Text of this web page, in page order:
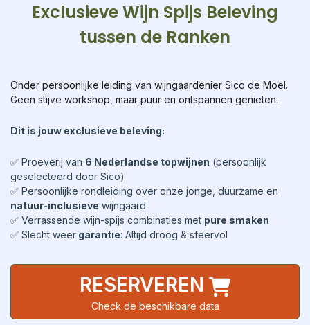
Exclusieve Wijn Spijs Beleving
tussen de Ranken
Onder persoonlijke leiding van wijngaardenier Sico de Moel.
Geen stijve workshop, maar puur en ontspannen genieten.
Dit is jouw exclusieve beleving:
✅ Proeverij van 6 Nederlandse topwijnen (persoonlijk
geselecteerd door Sico)
✅ Persoonlijke rondleiding over onze jonge, duurzame en
natuur-inclusieve wijngaard
✅ Verrassende wijn-spijs combinaties met pure smaken
✅ Slecht weer garantie: Altijd droog & sfeervol
RESERVEREN
Check de beschikbare data